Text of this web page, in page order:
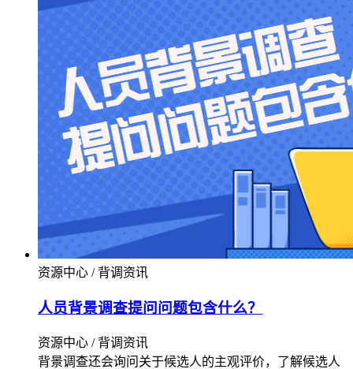
资源中心 / 背调资讯
人员背景调查提问问题包含什么？
资源中心 / 背调资讯
背景调查还会询问关于候选人的主观评价，了解候选人